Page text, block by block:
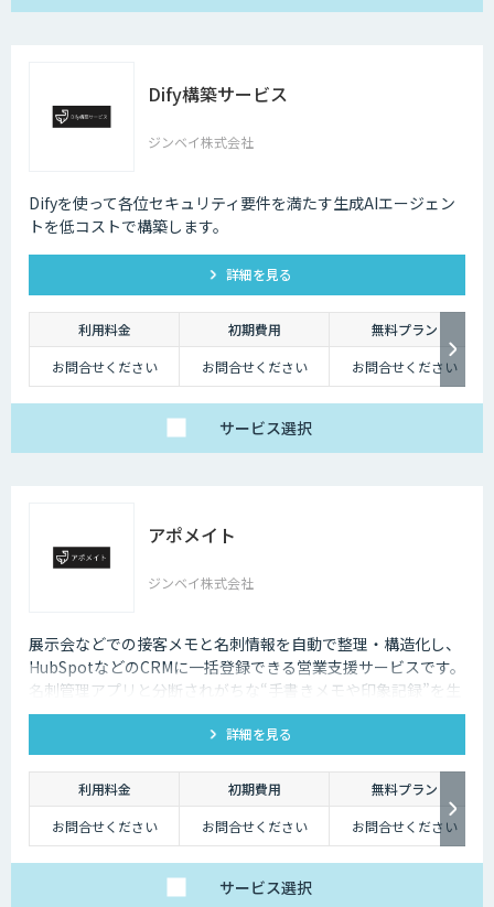
Dify構築サービス
ジンベイ株式会社
Difyを使って各位セキュリティ要件を満たす生成AIエージェン
トを低コストで構築します。
詳細を見る
利用料金 初期費用
無料プラン
お問合せください
お問合せください お問合せください
サービス選択
アポメイト
ジンベイ株式会社
展示会などでの接客メモと名刺情報を自動で整理・構造化し、
HubSpotなどのCRMに一括登録できる営業支援サービスです。
名刺管理アプリと分断されがちな“手書きメモや印象記録”を生
成AIで読み取ります。
詳細を見る
利用料金 初期費用
無料プラン
お問合せください
お問合せください お問合せください
サービス選択